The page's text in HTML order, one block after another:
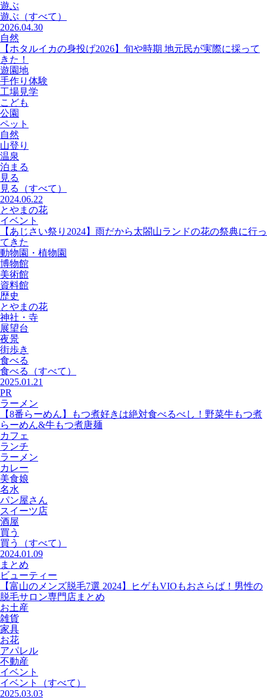
遊ぶ
遊ぶ （すべて）
2026.04.30
自然
【ホタルイカの身投げ2026】旬や時期 地元民が実際に採って
きた！
遊園地
手作り体験
工場見学
こども
公園
ペット
自然
山登り
温泉
泊まる
見る
見る
（すべて）
2024.06.22
とやまの花
イベント
【あじさい祭り2024】雨だから太閤山ランドの花の祭典に行っ
てきた
動物園・植物園
博物館
美術館
資料館
歴史
とやまの花
神社・寺
展望台
夜景
街歩き
食べる
食べる
（すべて）
2025.01.21
PR
ラーメン
【8番らーめん】もつ煮好きは絶対食べるべし！野菜牛もつ煮
らーめん&牛もつ煮唐麺
カフェ
ランチ
ラーメン
カレー
美食娘
名水
パン屋さん
スイーツ店
酒屋
買う
買う
（すべて）
2024.01.09
まとめ
ビューティー
【富山のメンズ脱毛7選 2024】ヒゲもVIOもおさらば！男性の
脱毛サロン専門店まとめ
お土産
雑貨
家具
お花
アパレル
不動産
イベント
イベント
（すべて）
2025.03.03